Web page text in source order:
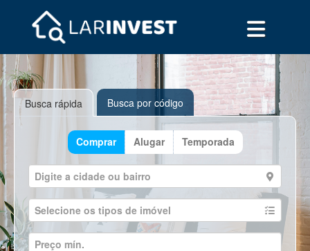
Busca rápida Busca por código
Comprar Alugar Temporada